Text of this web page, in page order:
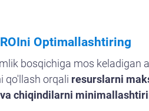
Optimallashtiring
bosqichiga mos keladigan
qo'llash orqali resurslarni
chiqindilarni